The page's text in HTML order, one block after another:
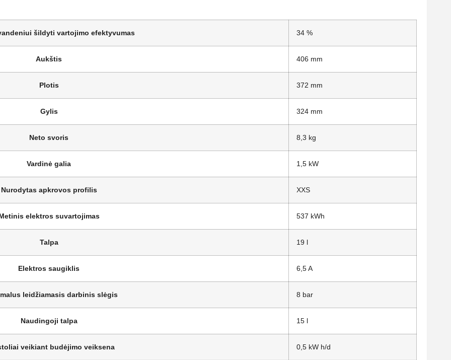
šildyti vartojimo efektyvumas 34 %
Aukštis 406 mm
Plotis 372 mm
Gylis 324 mm
Neto svoris 8,3 kg
Vardinė galia 1,5 kW
Nurodytas apkrovos profilis XXS
elektros suvartojimas 537 kWh
Talpa 19 l
Elektros saugiklis 6,5 A
leidžiamasis darbinis slėgis 8 bar
Naudingoji talpa 15 l
veikiant budėjimo veiksena 0,5 kW h/d